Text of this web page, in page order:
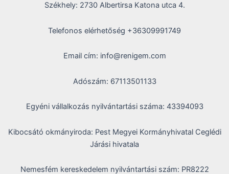
Székhely: 2730 Albertirsa Katona utca 4.
Telefonos elérhetőség +36309991749
Email cím: info@renigem.com
Adószám: 67113501133
Egyéni vállalkozás nyilvántartási száma: 43394093
Kibocsátó okmányiroda: Pest Megyei Kormányhivatal Ceglédi
Járási hivatala
Nemesfém kereskedelem nyilvántartási szám: PR8222